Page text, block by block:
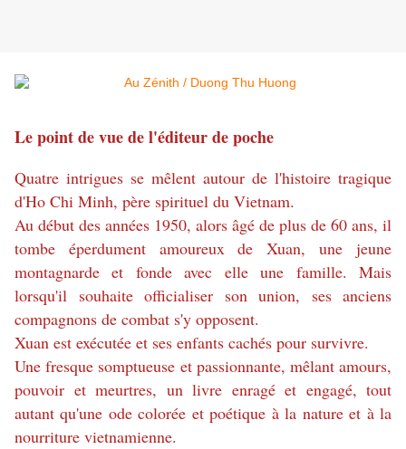
Le point de vue de l'éditeur de poche
Quatre intrigues se mêlent autour de l'histoire tragique
d'Ho Chi Minh, père spirituel du Vietnam.
Au début des années 1950, alors âgé de plus de 60 ans, il
tombe éperdument amoureux de Xuan, une jeune
montagnarde et fonde avec elle une famille. Mais
lorsqu'il souhaite officialiser son union, ses anciens
compagnons de combat s'y opposent.
Xuan est exécutée et ses enfants cachés pour survivre.
Une fresque somptueuse et passionnante, mêlant amours,
pouvoir et meurtres, un livre enragé et engagé, tout
autant qu'une ode colorée et poétique à la nature et à la
nourriture vietnamienne.